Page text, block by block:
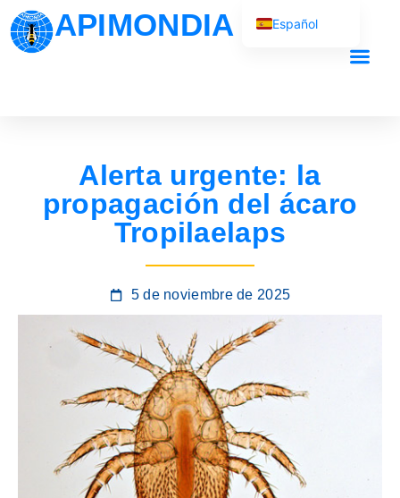
APIMONDIA
Alerta urgente: la
propagación del ácaro
Tropilaelaps
5 de noviembre de 2025
Español
Русский